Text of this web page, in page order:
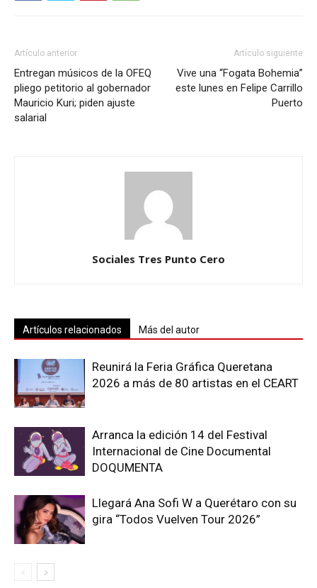
Artículo anterior
Entregan músicos de la OFEQ
pliego petitorio al gobernador
Mauricio Kuri; piden ajuste
salarial
Artículo siguiente
Vive una “Fogata Bohemia”
este lunes en Felipe Carrillo
Puerto
Sociales Tres Punto Cero
Artículos relacionados Más del autor
Reunirá la Feria Gráfica Queretana
2026 a más de 80 artistas en el CEART
Arranca la edición 14 del Festival
Internacional de Cine Documental
DOQUMENTA
Llegará Ana Sofi W a Querétaro con su
gira “Todos Vuelven Tour 2026”